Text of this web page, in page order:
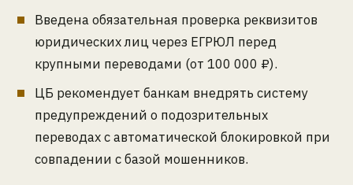
Введена обязательная проверка реквизитов
юридических лиц через ЕГРЮЛ перед
крупными переводами (от 100 000 ₽).
ЦБ рекомендует банкам внедрять систему
предупреждений о подозрительных
переводах с автоматической блокировкой при
совпадении с базой мошенников.